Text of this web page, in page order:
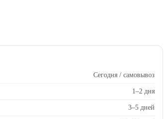
Сегодня / самовывоз
1–2 дня
3–5 дней